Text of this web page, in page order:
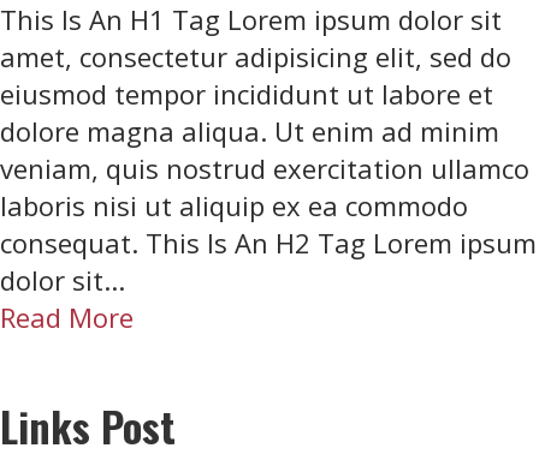
U
L
a
n
d
O
L
This Is An H1 Tag Lorem ipsum dolor sit
amet, consectetur adipisicing elit, sed do
eiusmod tempor incididunt ut labore et
dolore magna aliqua. Ut enim ad minim
veniam, quis nostrud exercitation ullamco
laboris nisi ut aliquip ex ea commodo
consequat. This Is An H2 Tag Lorem ipsum
dolor sit...
Read More
u
Links Post